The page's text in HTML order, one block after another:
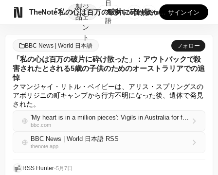
TheNote
製
品
ジ
ェ
ン
ト
「私の心は百万の破片に砕け散った」：アウトバックで殺害された...
日
本
語
GooglePlay
AppStore サインイン
BBC News | World 日本語 フォロー
「私の心は百万の破片に砕け散った」：アウトバックで殺
害されたとされる5歳の子供のためのオーストラリアでの追
悼
クマンジャイ・リトル・ベイビーは、アリス・スプリングスの
アボリジニの町キャンプから行方不明になった後、遺体で発見
された。
'My heart is in a million pieces': Vigils in Australia for five-year-old allegedly killed in Outback
bbc.com
BBC News | World 日本語 RSS
thenote.app
RSS Hunter•5月7日